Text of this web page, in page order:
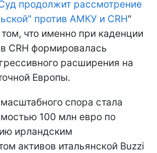
продолжит рассмотрение
против АМКУ и CRH"
том, что именно при каденции
CRH формировалась
расширения на
Европы.
спора стала
100 млн евро по
ирландским
активов итальянской Buzzi